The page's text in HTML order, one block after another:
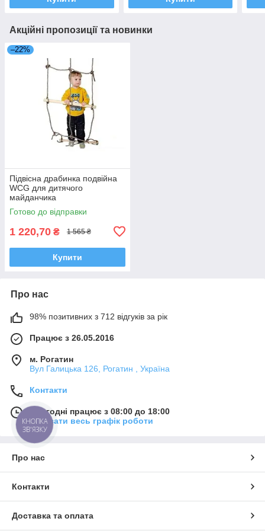
Акційні пропозиції та новинки
–22%
Підвісна драбинка подвійна
WCG для дитячого
майданчика
Готово до відправки
1 220,70 ₴ 1 565 ₴
Купити
Про нас
98% позитивних з 712 відгуків за рік
Працює з 26.05.2016
м. Рогатин
Вул Галицька 126, Рогатин , Україна
Контакти
Сьогодні працює з 08:00 до 18:00
Показати весь графік роботи
Про нас
Контакти
Доставка та оплата
КНОПКА
ЗВ'ЯЗКУ